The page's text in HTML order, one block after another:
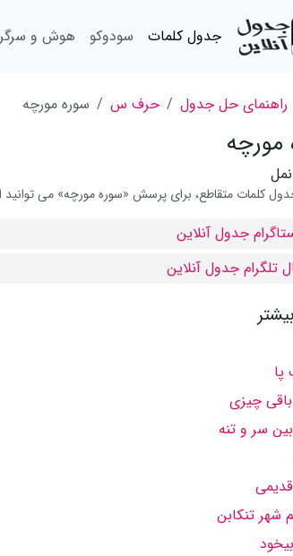
جدول کلمات سودوکو هوش و
راهنمای حل جدول حرف س سوره مورچه
مورچه
نمل
کلمات متقاطع، برای پرسش «سوره مورچه» می توانید
جدول آنلاین
تلگرام جدول آنلاین
چیزی
سر و تنه
شهر تنکابن